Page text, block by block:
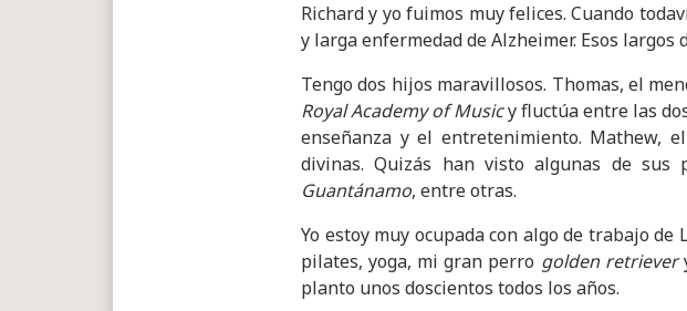
Richard y yo fuimos muy felices. Cuando
y larga enfermedad de A​lzheimer.​ Esos
Tengo dos hijos maravillosos. Thomas, el
Royal Academy of Musicy fluctúa entre las
enseñanza y el entretenimiento. Mathew,
divinas. Quizás han visto algunas de sus
Guantánamo, entre otras.​
Yo estoy muy ocupada con algo de trabajo
pilates, yoga, mi gran perro golden retriever
planto unos doscientos todos los años.